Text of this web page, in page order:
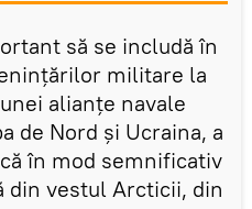
să se includă în
militare la
alianțe navale
de Nord și Ucraina, a
în mod semnificativ
vestul Arcticii, din